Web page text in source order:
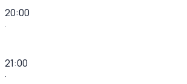
20:00
·
21:00
·